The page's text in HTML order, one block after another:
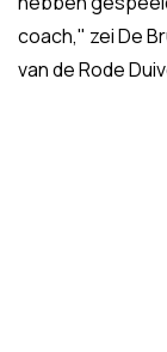
coach," zei De
van de Rode